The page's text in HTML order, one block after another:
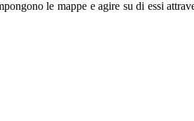
le mappe e agire su di essi